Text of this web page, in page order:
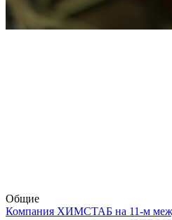
Общие
Компания ХИМСТАБ на 11-м